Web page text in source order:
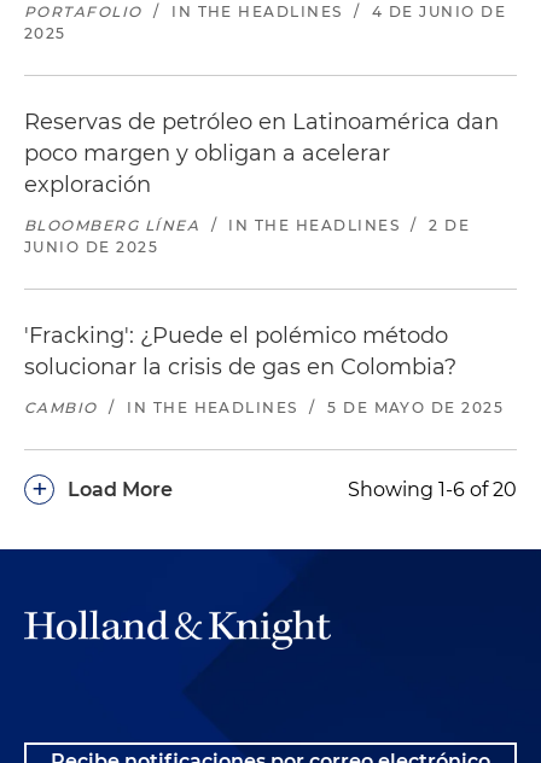
PORTAFOLIO / IN THE HEADLINES /
4 DE JUNIO DE
2025
Reservas de petróleo en Latinoamérica dan
poco margen y obligan a acelerar
exploración
BLOOMBERG LÍNEA / IN THE HEADLINES /
2 DE
JUNIO DE 2025
'Fracking': ¿Puede el polémico método
solucionar la crisis de gas en Colombia?
CAMBIO / IN THE HEADLINES / 5 DE MAYO DE 2025
Load More
+ Showing 1-6 of 20